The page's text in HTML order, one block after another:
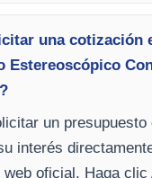
una cotización
Estereoscópico
un presupuesto
interés
oficial. Haga clic